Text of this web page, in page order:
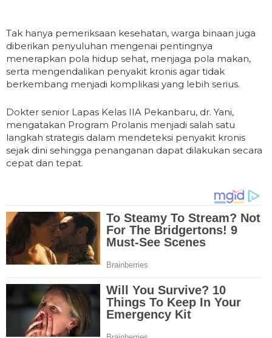
Tak hanya pemeriksaan kesehatan, warga binaan juga
diberikan penyuluhan mengenai pentingnya
menerapkan pola hidup sehat, menjaga pola makan,
serta mengendalikan penyakit kronis agar tidak
berkembang menjadi komplikasi yang lebih serius.
Dokter senior Lapas Kelas IIA Pekanbaru, dr. Yani,
mengatakan Program Prolanis menjadi salah satu
langkah strategis dalam mendeteksi penyakit kronis
sejak dini sehingga penanganan dapat dilakukan secara
cepat dan tepat.